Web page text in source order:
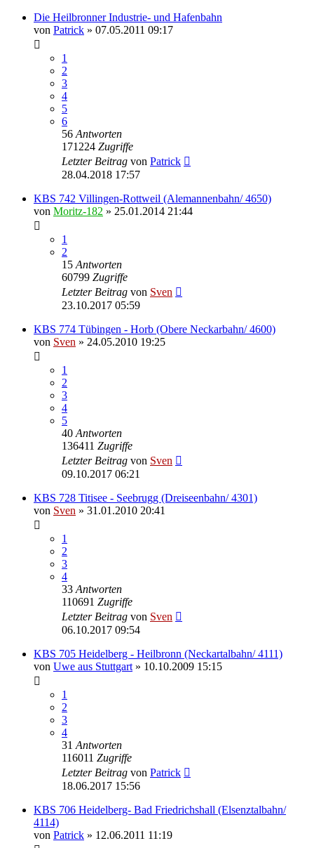
Die Heilbronner Industrie- und Hafenbahn
von Patrick » 07.05.2011 09:17
1
2
3
4
5
6
56 Antworten
171224 Zugriffe
Letzter Beitrag von Patrick
28.04.2018 17:57
KBS 742 Villingen-Rottweil (Alemannenbahn/ 4650)
von Moritz-182 » 25.01.2014 21:44
1
2
15 Antworten
60799 Zugriffe
Letzter Beitrag von Sven
23.10.2017 05:59
KBS 774 Tübingen - Horb (Obere Neckarbahn/ 4600)
von Sven » 24.05.2010 19:25
1
2
3
4
5
40 Antworten
136411 Zugriffe
Letzter Beitrag von Sven
09.10.2017 06:21
KBS 728 Titisee - Seebrugg (Dreiseenbahn/ 4301)
von Sven » 31.01.2010 20:41
1
2
3
4
33 Antworten
110691 Zugriffe
Letzter Beitrag von Sven
06.10.2017 09:54
KBS 705 Heidelberg - Heilbronn (Neckartalbahn/ 4111)
von Uwe aus Stuttgart » 10.10.2009 15:15
1
2
3
4
31 Antworten
116011 Zugriffe
Letzter Beitrag von Patrick
18.06.2017 15:56
KBS 706 Heidelberg- Bad Friedrichshall (Elsenztalbahn/
4114)
von Patrick » 12.06.2011 11:19